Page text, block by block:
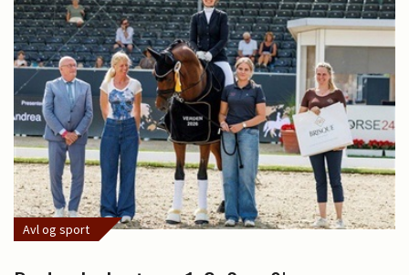
Avl og sport